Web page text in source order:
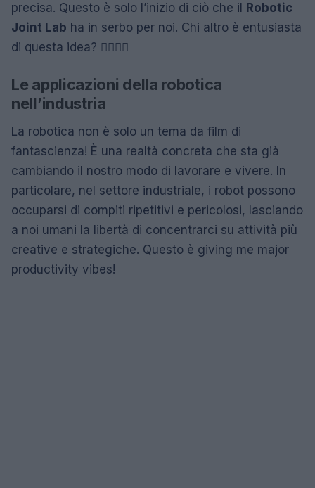
precisa. Questo è solo l’inizio di ciò che il
Robotic
Joint Lab ha in serbo per noi. Chi altro è entusiasta
di questa idea? 🙋‍♀️🙋‍♂️
Le applicazioni della robotica
nell’industria
La robotica non è solo un tema da film di
fantascienza! È una realtà concreta che sta già
cambiando il nostro modo di lavorare e vivere. In
particolare, nel settore industriale, i robot possono
occuparsi di compiti ripetitivi e pericolosi, lasciando
a noi umani la libertà di concentrarci su attività più
creative e strategiche. Questo è giving me major
productivity vibes!